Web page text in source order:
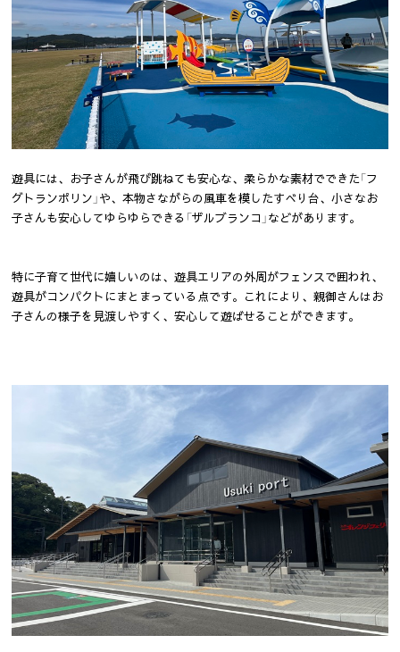
遊具には、お子さんが飛び跳ねても安心な、柔らかな素材でできた「フ
グトランポリン」や、本物さながらの風車を模したすべり台、小さなお
子さんも安心してゆらゆらできる「ザルブランコ」などがあります。
特に子育て世代に嬉しいのは、遊具エリアの外周がフェンスで囲われ、
遊具がコンパクトにまとまっている点です。これにより、親御さんはお
子さんの様子を見渡しやすく、安心して遊ばせることができます。